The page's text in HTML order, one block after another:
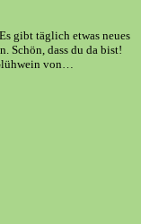
gibt täglich etwas neues
Schön, dass du da bist!
von…